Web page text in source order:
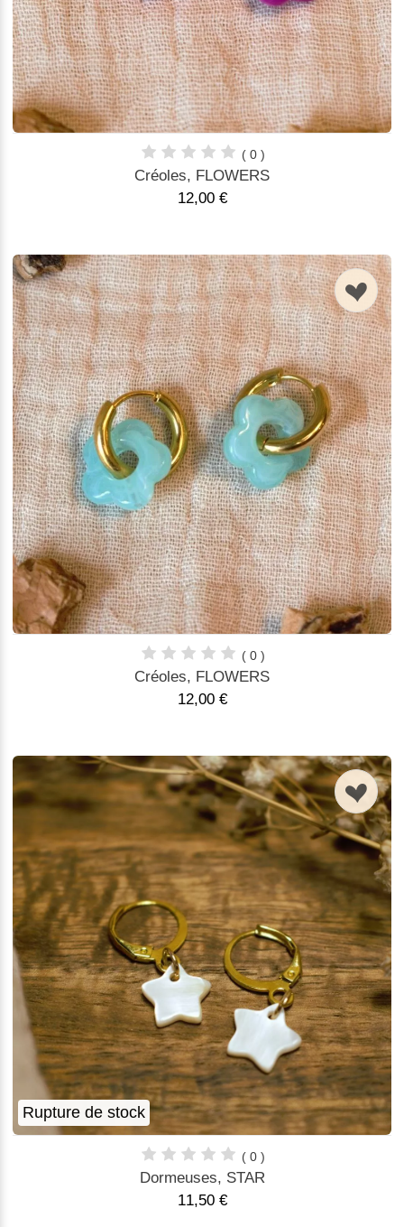
( 0 )
Créoles, FLOWERS
12,00 €
n
( 0 )
Créoles, FLOWERS
12,00 €
Rupture de stock
n
( 0 )
Dormeuses, STAR
11,50 €